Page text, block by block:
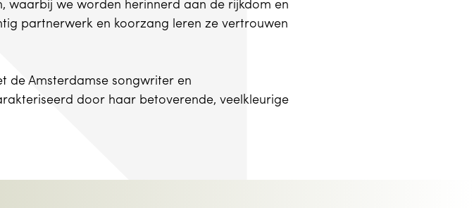
waarbij we worden herinnerd aan de rijkdom en
partnerwerk en koorzang leren ze vertrouwen
de Amsterdamse songwriter en
door haar betoverende, veelkleurige